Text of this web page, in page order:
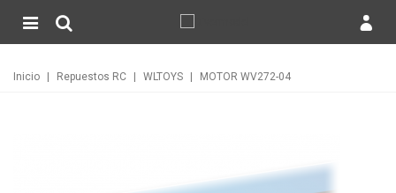
Inicio Repuestos RC WLTOYS MOTOR WV272-04